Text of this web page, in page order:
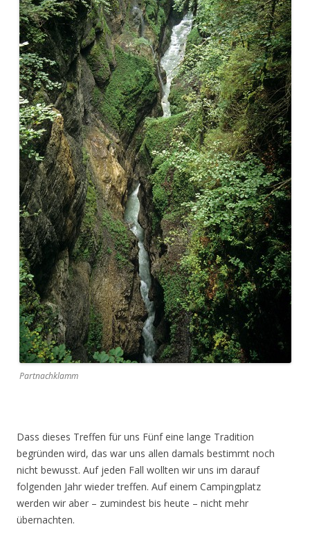
Partnachklamm
Dass dieses Treffen für uns Fünf eine lange Tradition
begründen wird, das war uns allen damals bestimmt noch
nicht bewusst. Auf jeden Fall wollten wir uns im darauf
folgenden Jahr wieder treffen. Auf einem Campingplatz
werden wir aber – zumindest bis heute – nicht mehr
übernachten.